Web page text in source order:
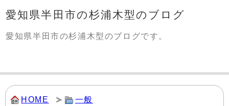
愛知県半田市の杉浦木型のブログ
愛知県半田市の杉浦木型のブログです。
HOME 一般